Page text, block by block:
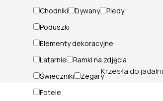
Krzesła do jadalni
Chodniki
Dywany
Pledy
Poduszki
Elementy dekoracyjne
Latarnie
Ramki na zdjęcia
Świeczniki
Zegary
Fotele